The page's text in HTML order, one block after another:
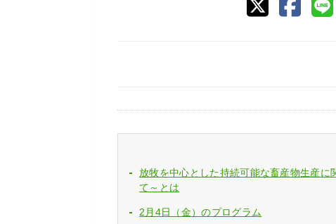
放牧を中心とした持続可能な畜産物生産
て～とは
2月4日（金）のプログラム